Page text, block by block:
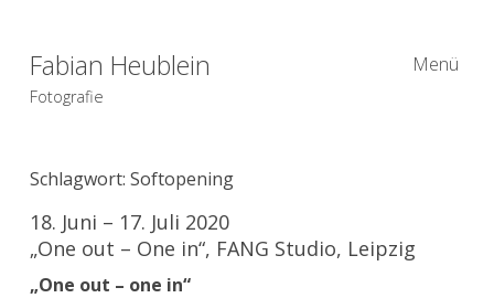
Fabian Heublein
Fotografie
Menü
Schlagwort: Softopening
18. Juni – 17. Juli 2020
„One out – One in“, FANG Studio, Leipzig
„One out – one in“